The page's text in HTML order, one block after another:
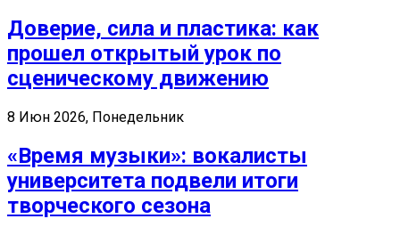
Доверие, сила и пластика: как
прошел открытый урок по
сценическому движению
8 Июн 2026, Понедельник
«Время музыки»: вокалисты
университета подвели итоги
творческого сезона